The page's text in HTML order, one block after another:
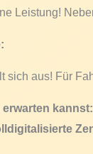
Leistung!
sich aus! Für
kannst: